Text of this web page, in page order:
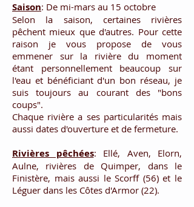
Saison: De mi-mars au 15 octobre
Selon la saison, certaines rivières
pêchent mieux que d'autres. Pour cette
raison je vous propose de vous
emmener sur la rivière du moment
étant personnellement beaucoup sur
l'eau et bénéficiant d'un bon réseau, je
suis toujours au courant des "bons
coups".
Chaque rivière a ses particularités mais
aussi dates d'ouverture et de fermeture.
Rivières pêchées: Ellé, Aven, Elorn,
Aulne, rivières de Quimper, dans le
Finistère, mais aussi le Scorff (56) et le
Léguer dans les Côtes d'Armor (22).